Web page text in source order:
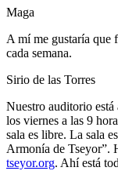
Maga
A mí me gustaría que
cada semana.
Sirio de las Torres
Nuestro auditorio
los viernes a las 9
sala es libre. La sala
Armonía de Tseyor”.
tseyor.org. Ahí está